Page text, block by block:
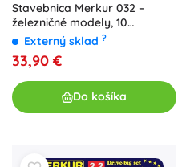
Stavebnica Merkur 032 –
železničné modely, 10
modelov, 300 dielikov
Externý sklad ?
33,90 €
Do košíka